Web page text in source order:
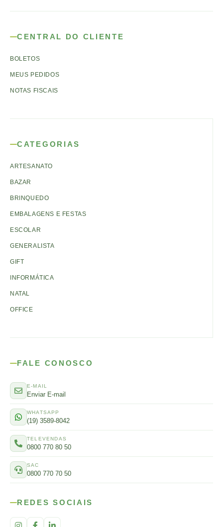
CENTRAL DO CLIENTE
BOLETOS
MEUS PEDIDOS
NOTAS FISCAIS
CATEGORIAS
ARTESANATO
BAZAR
BRINQUEDO
EMBALAGENS E FESTAS
ESCOLAR
GENERALISTA
GIFT
INFORMÁTICA
NATAL
OFFICE
FALE CONOSCO
E-MAIL
Enviar E-mail
WHATSAPP
(19) 3589-8042
TELEVENDAS
0800 770 80 50
SAC
0800 770 70 50
REDES SOCIAIS